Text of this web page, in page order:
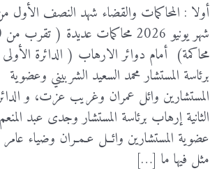
أولا : المحاكمات والقضاء شهد النصف الأول
محاكمة) أمام دوائر الارهاب ( الدائرة الأولى
برئاسة المستشار محمد السعيد الشربيني وعضوية
المستشارين وائل عمران وغريب عزت، و
الثانية إرهاب برئاسة المستشار وجدى عبد
عضوية المستشارين وائــل عـمـران وضياء
مثل فيها ما […]